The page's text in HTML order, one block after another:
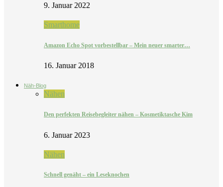
9. Januar 2022
Smarthome
Amazon Echo Spot vorbestellbar – Mein neuer smarter…
16. Januar 2018
Näh-Blog
Nähen
Den perfekten Reisebegleiter nähen – Kosmetiktasche Kim
6. Januar 2023
Nähen
Schnell genäht – ein Leseknochen